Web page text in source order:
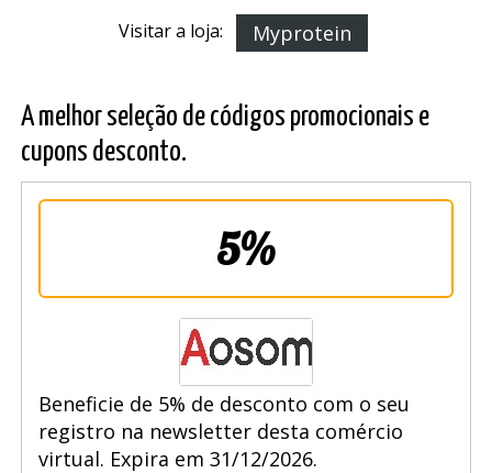
Visitar a loja: Myprotein
A melhor seleção de códigos promocionais e
cupons desconto.
5%
Beneficie de 5% de desconto com o seu
registro na newsletter desta comércio
virtual. Expira em 31/12/2026.